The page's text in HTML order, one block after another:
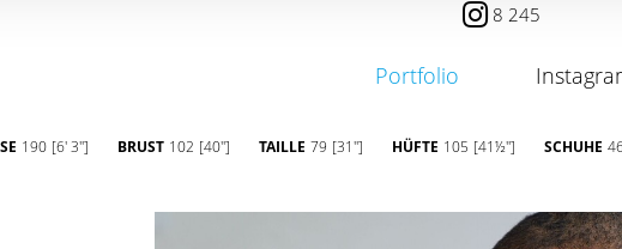
8 245
Portfolio
190 [6' 3''] BRUST 102 [40''] TAILLE 79 [31''] HÜFTE 105 [41½''] SCHUHE